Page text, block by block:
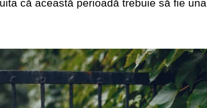
că această perioadă trebuie să fie una